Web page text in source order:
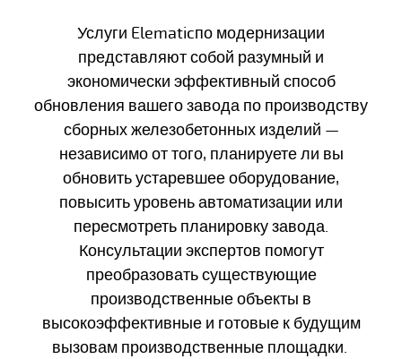
Услуги Elematicпо модернизации
представляют собой разумный и
экономически эффективный способ
обновления вашего завода по производству
сборных железобетонных изделий —
независимо от того, планируете ли вы
обновить устаревшее оборудование,
повысить уровень автоматизации или
пересмотреть планировку завода.
Консультации экспертов помогут
преобразовать существующие
производственные объекты в
высокоэффективные и готовые к будущим
вызовам производственные площадки.